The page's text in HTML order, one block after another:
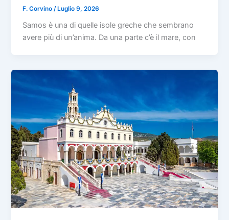
F. Corvino /Luglio 9, 2026
Samos è una di quelle isole greche che sembrano
avere più di un’anima. Da una parte c’è il mare, con